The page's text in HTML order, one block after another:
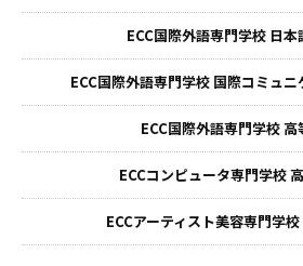
ECC国際外語専門学校 日本
ECC国際外語専門学校 国際コミュ
ECC国際外語専門学校 高
ECCコンピュータ専門学校
ECCアーティスト美容専門学